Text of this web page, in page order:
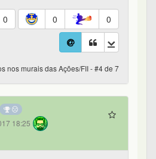
0 0 0
nos murais das Ações/FII - #4 de 7
18:25